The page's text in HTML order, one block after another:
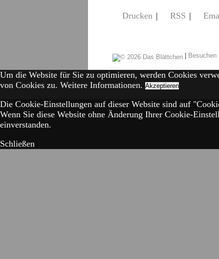
Drucken | RSS |
|
Um die Website für Sie zu optimieren, werden Cookies
von Cookies zu. Weitere Informationen. Akzeptieren
Die Cookie-Einstellungen auf dieser Website sind auf
Wenn Sie diese Website ohne Änderung Ihrer Cookie-
einverstanden.
Schließen